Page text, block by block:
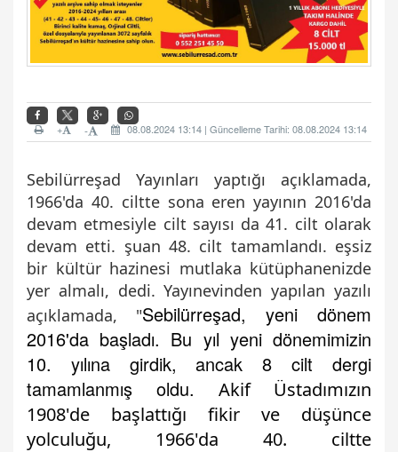
08.08.2024 13:14 | Güncelleme Tarihi: 08.08.2024 13:14
-
+
Sebilürreşad Yayınları yaptığı açıklamada,
1966'da 40. ciltte sona eren yayının 2016'da
devam etmesiyle cilt sayısı da 41. cilt olarak
devam etti. şuan 48. cilt tamamlandı. eşsiz
bir kültür hazinesi mutlaka kütüphanenizde
yer almalı, dedi. Yayınevinden yapılan yazılı
açıklamada, "Sebilürreşad, yeni dönem
2016'da başladı. Bu yıl yeni dönemimizin
10. yılına girdik, ancak 8 cilt dergi
tamamlanmış oldu. Akif Üstadımızın
1908'de başlattığı fikir ve düşünce
yolculuğu, 1966'da 40. ciltte